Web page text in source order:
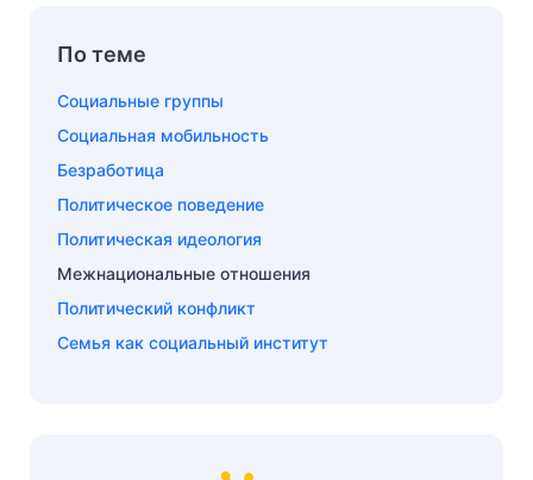
По теме
Социальные группы
Социальная мобильность
Безработица
Политическое поведение
Политическая идеология
Межнациональные отношения
Политический конфликт
Семья как социальный институт